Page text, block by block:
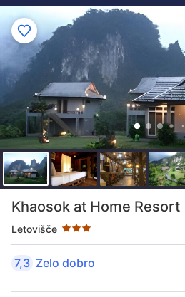
Khaosok at Home Resort
Letovišče
Število zvezdic - 3 zvezdic
7,3 Zelo dobro